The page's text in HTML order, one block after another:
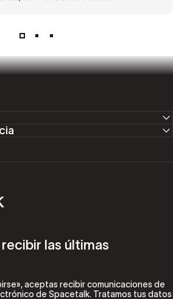
las últimas
aceptas recibir comunicaciones de
de Spacetalk. Tratamos tus datos